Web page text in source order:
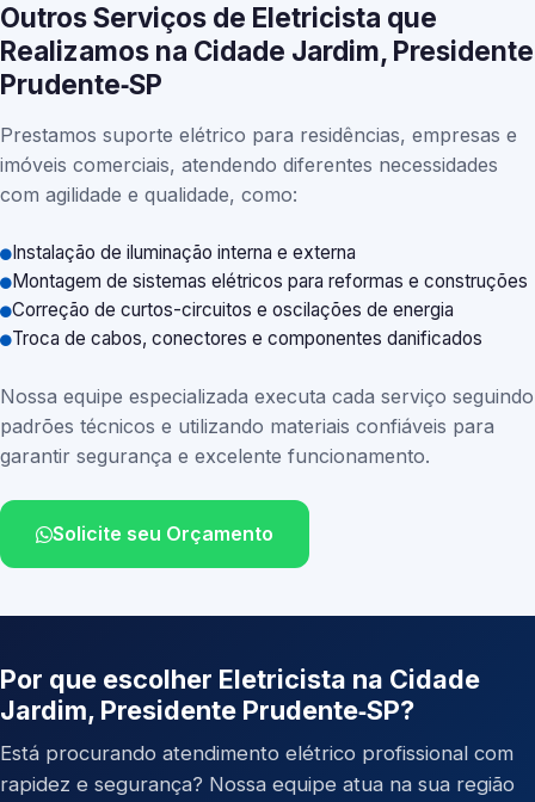
Outros Serviços de Eletricista que
Realizamos na Cidade Jardim, Presidente
Prudente‑SP
Prestamos suporte elétrico para residências, empresas e
imóveis comerciais, atendendo diferentes necessidades
com agilidade e qualidade, como:
Instalação de iluminação interna e externa
Montagem de sistemas elétricos para reformas e construções
Correção de curtos-circuitos e oscilações de energia
Troca de cabos, conectores e componentes danificados
Nossa equipe especializada executa cada serviço seguindo
padrões técnicos e utilizando materiais confiáveis para
garantir segurança e excelente funcionamento.
Solicite seu Orçamento
Por que escolher Eletricista na Cidade
Jardim, Presidente Prudente‑SP?
Está procurando atendimento elétrico profissional com
rapidez e segurança? Nossa equipe atua na sua região